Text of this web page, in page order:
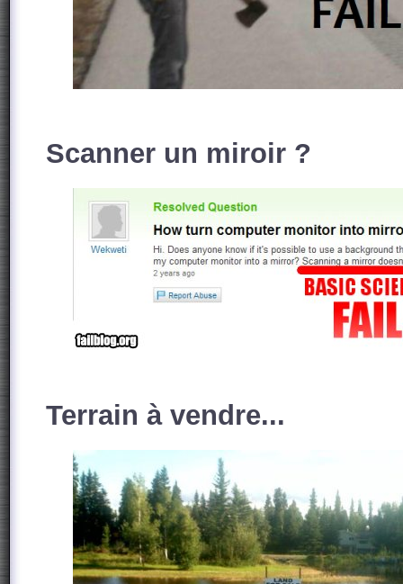
Scanner un miroir ?
Terrain à vendre...